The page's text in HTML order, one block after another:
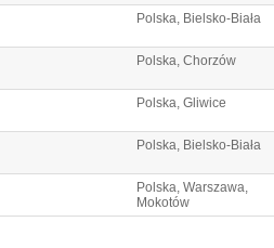
Polska, Bielsko-Biała
Polska, Chorzów
Polska, Gliwice
Polska, Bielsko-Biała
Polska, Warszawa,
Mokotów